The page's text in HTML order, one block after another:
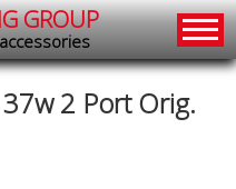
GROUP
2 Port Orig.